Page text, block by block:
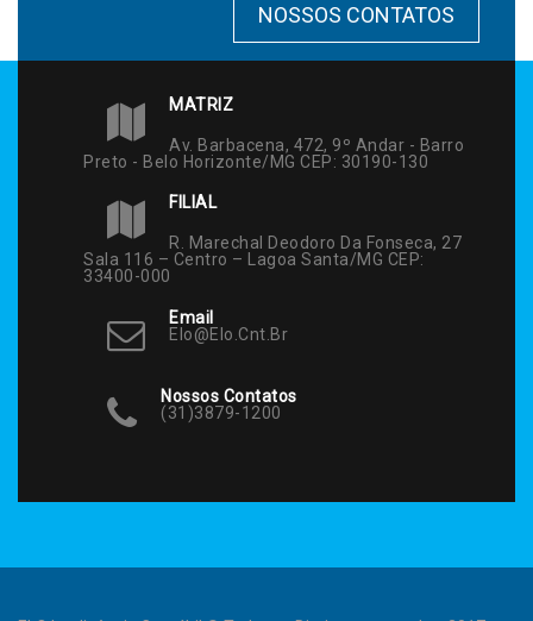
NOSSOS CONTATOS
MATRIZ
Av. Barbacena, 472, 9º Andar - Barro
Preto - Belo Horizonte/MG CEP: 30190-130
FILIAL
R. Marechal Deodoro Da Fonseca, 27
Sala 116 – Centro – Lagoa Santa/MG CEP:
33400-000
Email
Elo@elo.cnt.br
Nossos Contatos
(31)3879-1200